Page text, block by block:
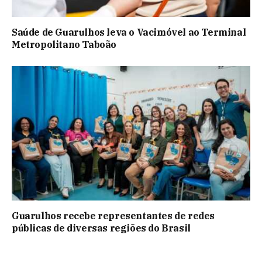
Saúde de Guarulhos leva o Vacimóvel ao Terminal
Metropolitano Taboão
Guarulhos recebe representantes de redes
públicas de diversas regiões do Brasil